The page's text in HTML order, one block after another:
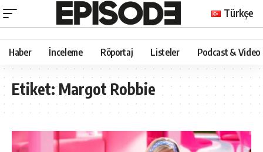
Türkçe
Haber İnceleme Röportaj Listeler Podcast & Video
Etiket:Margot Robbie